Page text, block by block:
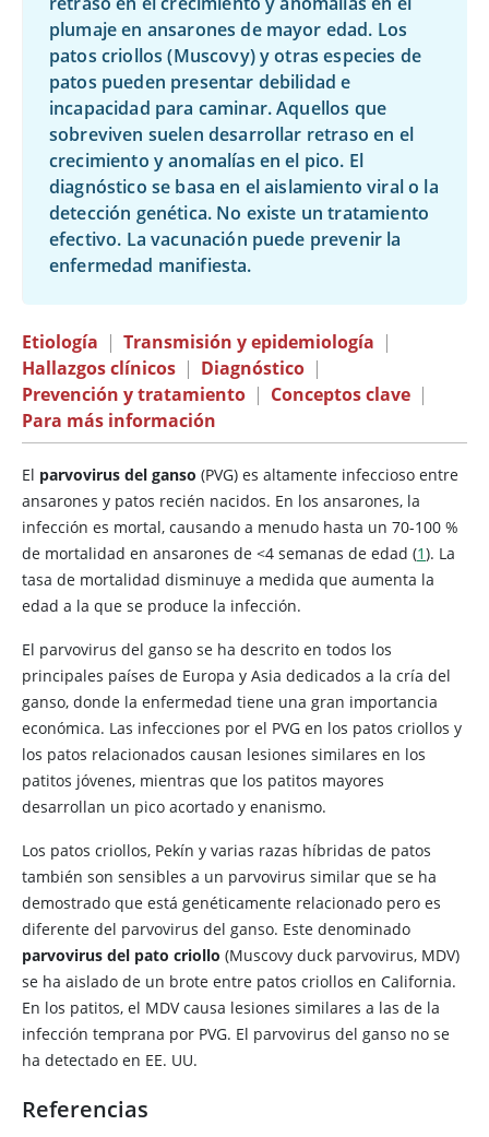
plumaje en ansarones de mayor edad. Los
patos criollos (Muscovy) y otras especies de
patos pueden presentar debilidad e
incapacidad para caminar. Aquellos que
sobreviven suelen desarrollar retraso en el
crecimiento y anomalías en el pico. El
diagnóstico se basa en el aislamiento viral o la
detección genética. No existe un tratamiento
efectivo. La vacunación puede prevenir la
enfermedad manifiesta.
Etiología | Transmisión y epidemiología |
Hallazgos clínicos | Diagnóstico |
Prevención y tratamiento | Conceptos clave |
Para más información
El parvovirus del ganso (PVG) es altamente infeccioso entre
ansarones y patos recién nacidos. En los ansarones, la
infección es mortal, causando a menudo hasta un 70-100 %
de mortalidad en ansarones de <4 semanas de edad (1). La
tasa de mortalidad disminuye a medida que aumenta la
edad a la que se produce la infección.
El parvovirus del ganso se ha descrito en todos los
principales países de Europa y Asia dedicados a la cría del
ganso, donde la enfermedad tiene una gran importancia
económica. Las infecciones por el PVG en los patos criollos y
los patos relacionados causan lesiones similares en los
patitos jóvenes, mientras que los patitos mayores
desarrollan un pico acortado y enanismo.
Los patos criollos, Pekín y varias razas híbridas de patos
también son sensibles a un parvovirus similar que se ha
demostrado que está genéticamente relacionado pero es
diferente del parvovirus del ganso. Este denominado
parvovirus del pato criollo (Muscovy duck parvovirus, MDV)
se ha aislado de un brote entre patos criollos en California.
En los patitos, el MDV causa lesiones similares a las de la
infección temprana por PVG. El parvovirus del ganso no se
ha detectado en EE. UU.
Referencias